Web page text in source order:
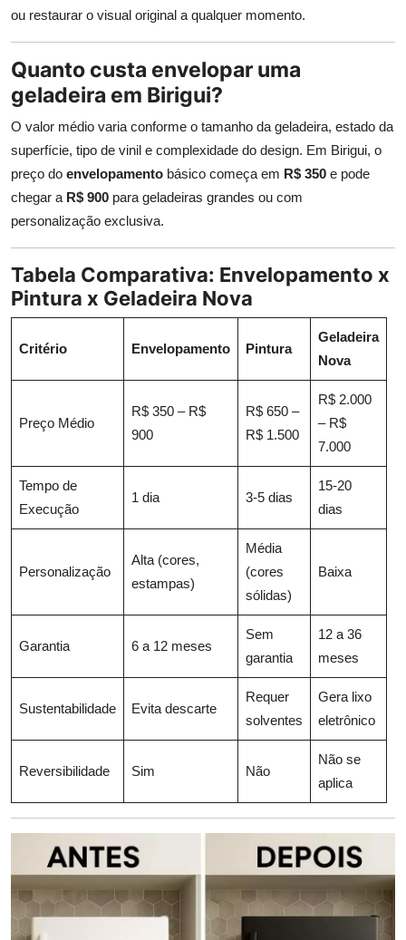
ou restaurar o visual original a qualquer momento.
Quanto custa envelopar uma
geladeira em Birigui?
O valor médio varia conforme o tamanho da geladeira, estado da
superfície, tipo de vinil e complexidade do design. Em Birigui, o
preço do envelopamento básico começa em R$ 350 e pode
chegar a R$ 900 para geladeiras grandes ou com
personalização exclusiva.
Tabela Comparativa: Envelopamento x
Pintura x Geladeira Nova
Critério Envelopamento Pintura
Geladeira
Nova
Preço Médio
R$ 350 – R$
900
R$ 650 –
R$ 1.500
R$ 2.000
– R$
7.000
Tempo de
Execução
1 dia 3-5 dias
15-20
dias
Personalização
Alta (cores,
estampas)
Média
(cores
sólidas)
Baixa
Garantia 6 a 12 meses
Sem
garantia
12 a 36
meses
Sustentabilidade Evita descarte
Requer
solventes
Gera lixo
eletrônico
Reversibilidade Sim Não
Não se
aplica